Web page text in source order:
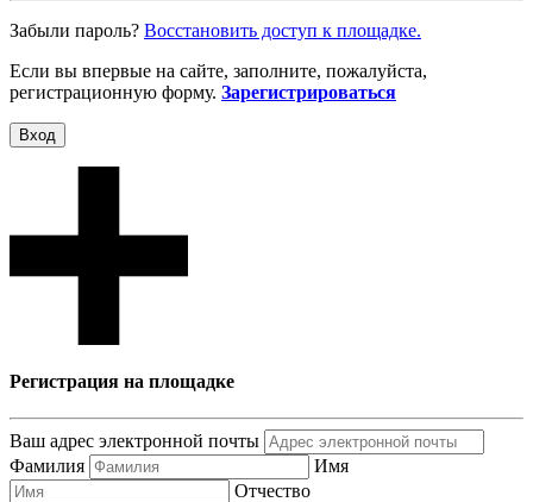
Забыли пароль? Восcтановить доступ к площадке.
Если вы впервые на сайте, заполните, пожалуйста,
регистрационную форму. Зарегистрироваться
Вход
Регистрация на площадке
Ваш адрес электронной почты
Фамилия
Имя
Отчество